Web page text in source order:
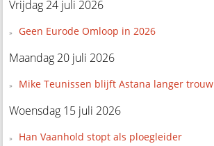
Vrijdag 24 juli 2026
Geen Eurode Omloop in 2026
Maandag 20 juli 2026
Mike Teunissen blijft Astana langer trouw
Woensdag 15 juli 2026
Han Vaanhold stopt als ploegleider